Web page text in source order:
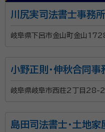
川尻実司法書士事務所
岐阜県下呂市金山町金山
小野正則・伸秋合同事
岐阜県岐阜市西荘2丁目28-
島田司法書士・土地